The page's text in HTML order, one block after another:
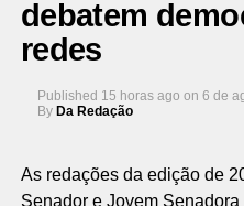
debatem
redes
Published 15 horas ago on 6 de
By Da Redação
As redações da edição de
Senador e Jovem